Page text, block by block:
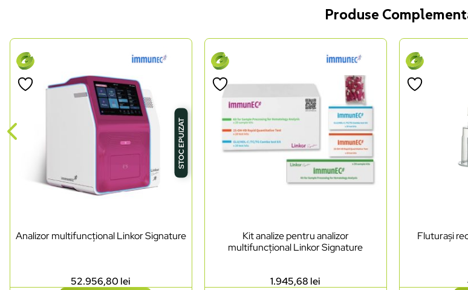
Produse
STOC EPUIZAT
Analizor multifuncțional Linkor Signature
52.956,80 lei
Kit analize pentru analizor
multifuncțional Linkor Signature
1.945,68 lei
Fluturași